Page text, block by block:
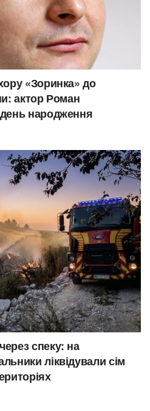
«Зоринка» до
актор Роман
народження
спеку: на
ліквідували сім